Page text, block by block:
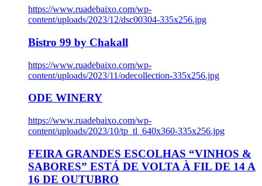
https://www.ruadebaixo.com/wp-
content/uploads/2023/12/dsc00304-335x256.jpg
Bistro 99 by Chakall
https://www.ruadebaixo.com/wp-
content/uploads/2023/11/odecollection-335x256.jpg
ODE WINERY
https://www.ruadebaixo.com/wp-
content/uploads/2023/10/tp_tl_640x360-335x256.jpg
FEIRA GRANDES ESCOLHAS “VINHOS &
SABORES” ESTÁ DE VOLTA À FIL DE 14 A
16 DE OUTUBRO